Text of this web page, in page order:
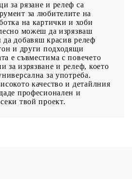
за рязане и релеф са
за любителите на
на картички и хоби
можеш да изрязваш
добавяш красив релеф
и други подходящи
е съвместима с повечето
за изрязване и релеф, което
за употреба.
качество и детайлния
професионален и
твой проект.